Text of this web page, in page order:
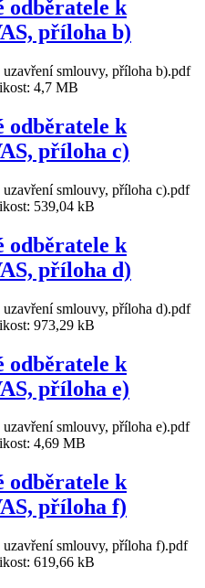
odběratele k
příloha b)
smlouvy, příloha b).pdf
4,7 MB
odběratele k
příloha c)
smlouvy, příloha c).pdf
539,04 kB
odběratele k
příloha d)
smlouvy, příloha d).pdf
973,29 kB
odběratele k
příloha e)
smlouvy, příloha e).pdf
4,69 MB
odběratele k
příloha f)
smlouvy, příloha f).pdf
619,66 kB